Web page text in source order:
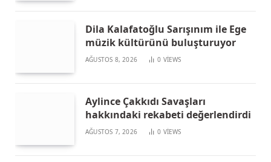
Dila Kalafatoğlu Sarışınım ile Ege
müzik kültürünü buluşturuyor
AĞUSTOS 8, 2026 0 VIEWS
Aylince Çakkıdı Savaşları
hakkındaki rekabeti değerlendirdi
AĞUSTOS 7, 2026 0 VIEWS